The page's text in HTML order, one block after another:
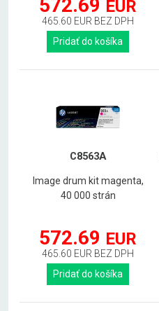
572.69 EUR
465.60 EUR BEZ DPH
Pridať do košíka
C8563A
Image drum kit magenta,
40 000 strán
572.69 EUR
465.60 EUR BEZ DPH
Pridať do košíka